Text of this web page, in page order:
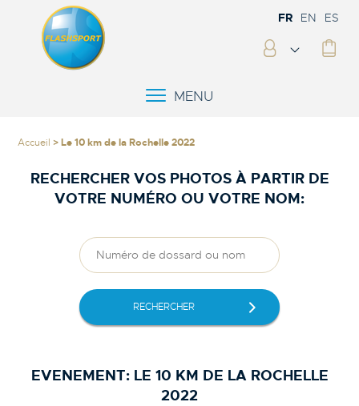
FR EN ES
MENU
Accueil > Le 10 km de la Rochelle 2022
RECHERCHER VOS PHOTOS À PARTIR DE
VOTRE NUMÉRO OU VOTRE NOM:
RECHERCHER
EVENEMENT: LE 10 KM DE LA ROCHELLE
2022